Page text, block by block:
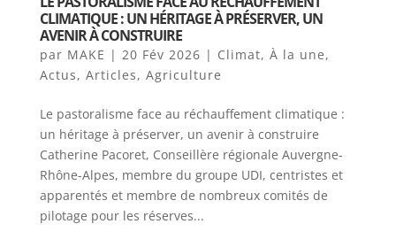
CLIMATIQUE : UN HÉRITAGE À PRÉSERVER, UN
AVENIR À CONSTRUIRE
par MAKE | 20 Fév 2026 | Climat, À la une,
Actus, Articles, Agriculture
Le pastoralisme face au réchauffement climatique :
un héritage à préserver, un avenir à construire
Catherine Pacoret, Conseillère régionale Auvergne-
Rhône-Alpes, membre du groupe UDI, centristes et
apparentés et membre de nombreux comités de
pilotage pour les réserves...